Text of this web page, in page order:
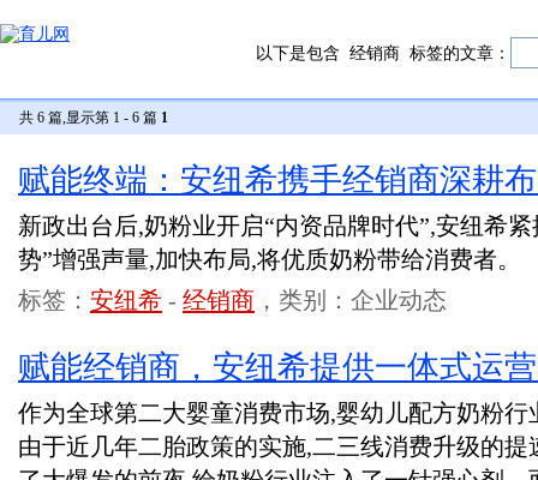
以下是包含 经销商 标签的文章：
共 6 篇,显示第 1 - 6 篇 1
赋能终端：安纽希携手经销商深耕
新政出台后,奶粉业开启“内资品牌时代”,安纽希
势”增强声量,加快布局,将优质奶粉带给消费者。
标签： 安纽希 - 经销商 ，类别：企业动态
赋能经销商，安纽希提供一体式运
作为全球第二大婴童消费市场,婴幼儿配方奶粉
由于近几年二胎政策的实施,二三线消费升级的